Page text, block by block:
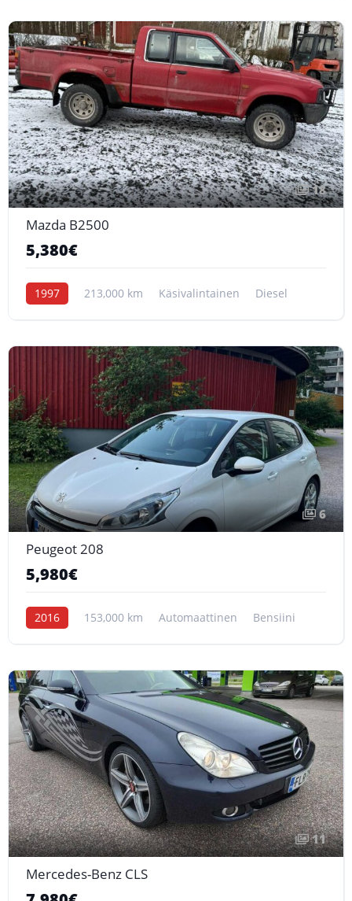
18
Mazda B2500
5,380€
1997 213,000 km Käsivalintainen Diesel
6
Peugeot 208
5,980€
2016 153,000 km Automaattinen Bensiini
11
Mercedes-Benz CLS